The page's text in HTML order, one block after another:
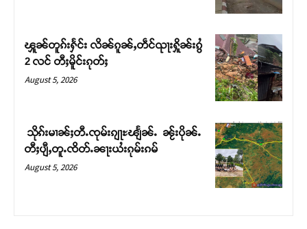
ၾူၼ်တူၵ်းႁႅင်း လိၼ်ၵူၼ်ႇတဵင်ၺႃးႁိူၼ်းၵွႆ
2 လင် တီႈမိူင်းၵုတ်ႈ
August 5, 2026
သိုၵ်းမၢၼ်ႈတီႉၸုမ်းၵျႃႊၽျႅၼ်ႉ ၼႂ်းပိုၼ်ႉ
တီႈပျီႇတူႉၸိတ်ႉၼႃးယႆးၵုမ်းၵမ်
August 5, 2026